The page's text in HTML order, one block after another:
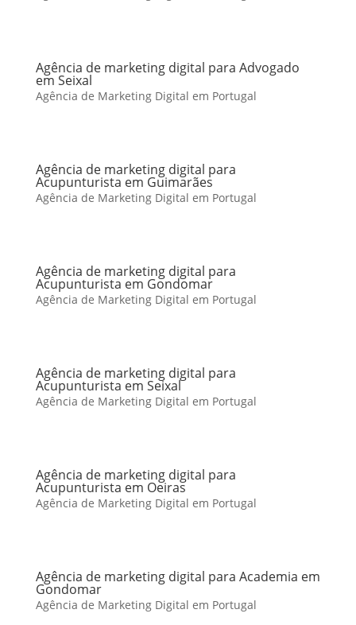
Agência de marketing digital para Advogado
em Seixal
Agência de Marketing Digital em Portugal
Agência de marketing digital para
Acupunturista em Guimarães
Agência de Marketing Digital em Portugal
Agência de marketing digital para
Acupunturista em Gondomar
Agência de Marketing Digital em Portugal
Agência de marketing digital para
Acupunturista em Seixal
Agência de Marketing Digital em Portugal
Agência de marketing digital para
Acupunturista em Oeiras
Agência de Marketing Digital em Portugal
Agência de marketing digital para Academia em
Gondomar
Agência de Marketing Digital em Portugal